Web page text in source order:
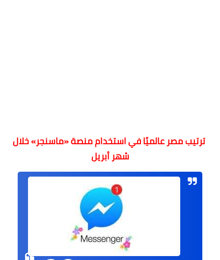
ترتيب مصر عالميًا في استخدام منصة «ماسنجر» خلال
شهر أبريل